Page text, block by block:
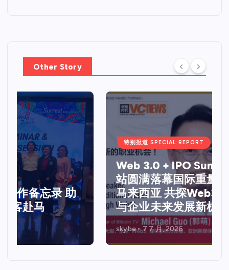
Other Story
特别报道 SPECIAL REPORT
Web 3.0 + IPO Summit吉隆坡
站圆满落幕国际重量级嘉宾齐聚
马来西亚 共探Web3、资本市场
与企业未来发展新机遇
skybe 7 7 月, 2026